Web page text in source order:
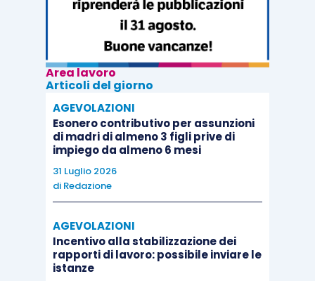
Area lavoro
Articoli del giorno
AGEVOLAZIONI
Esonero contributivo per assunzioni
di madri di almeno 3 figli prive di
impiego da almeno 6 mesi
31 Luglio 2026
di Redazione
AGEVOLAZIONI
Incentivo alla stabilizzazione dei
rapporti di lavoro: possibile inviare le
istanze